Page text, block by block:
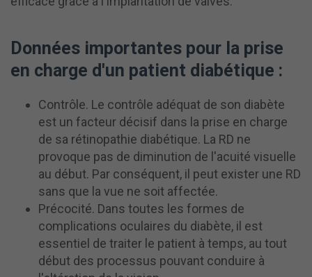
Données importantes pour la prise
en charge d'un patient diabétique :
Contrôle. Le contrôle adéquat de son diabète
est un facteur décisif dans la prise en charge
de sa rétinopathie diabétique. La RD ne
provoque pas de diminution de l'acuité visuelle
au début. Par conséquent, il peut exister une RD
sans que la vue ne soit affectée.
Précocité. Dans toutes les formes de
complications oculaires du diabète, il est
essentiel de traiter le patient à temps, au tout
début des processus pouvant conduire à